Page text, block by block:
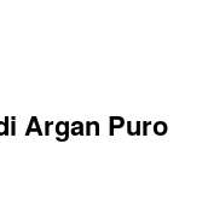
Argan Puro